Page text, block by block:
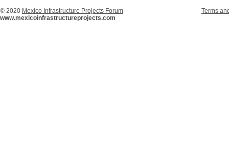
© 2020 Mexico Infrastructure Projects Forum
Terms
www.mexicoinfrastructureprojects.com